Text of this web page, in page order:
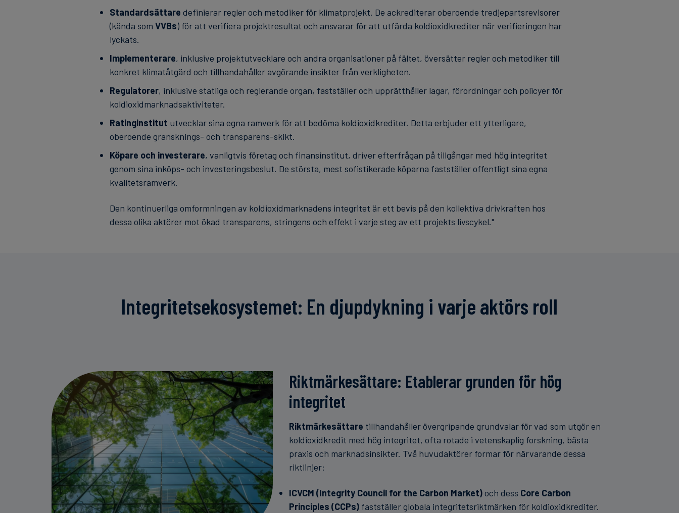
Standardsättare definierar regler och metodiker för klimatprojekt. De ackrediterar oberoende tredjepartsrevisorer
(kända som VVBs) för att verifiera projektresultat och ansvarar för att utfärda koldioxidkrediter när verifieringen har
lyckats.
Implementerare, inklusive projektutvecklare och andra organisationer på fältet, översätter regler och metodiker till
konkret klimatåtgärd och tillhandahåller avgörande insikter från verkligheten.
Regulatorer, inklusive statliga och reglerande organ, fastställer och upprätthåller lagar, förordningar och policyer för
koldioxidmarknadsaktiviteter.
Ratinginstitut utvecklar sina egna ramverk för att bedöma koldioxidkrediter. Detta erbjuder ett ytterligare,
oberoende gransknings- och transparens-skikt.
Köpare och investerare, vanligtvis företag och finansinstitut, driver efterfrågan på tillgångar med hög integritet
genom sina inköps- och investeringsbeslut. De största, mest sofistikerade köparna fastställer offentligt sina egna
kvalitetsramverk.
Den kontinuerliga omformningen av koldioxidmarknadens integritet är ett bevis på den kollektiva drivkraften hos
dessa olika aktörer mot ökad transparens, stringens och effekt i varje steg av ett projekts livscykel."
Integritetsekosystemet: En djupdykning i varje aktörs roll
Riktmärkesättare: Etablerar grunden för hög
integritet
Riktmärkesättare tillhandahåller övergripande grundvalar för vad som utgör en
koldioxidkredit med hög integritet, ofta rotade i vetenskaplig forskning, bästa
praxis och marknadsinsikter. Två huvudaktörer formar för närvarande dessa
riktlinjer:
ICVCM (Integrity Council for the Carbon Market)och dess Core Carbon
Principles (CCPs) fastställer globala integritetsriktmärken för koldioxidkrediter.